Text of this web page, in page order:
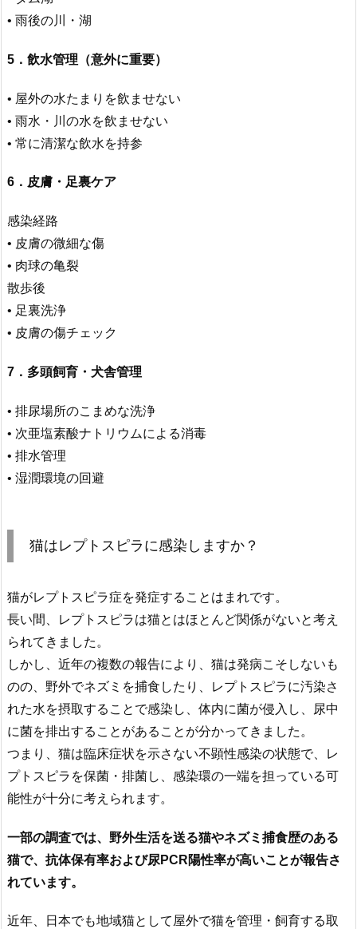
• 雨後の川・湖
5．飲水管理（意外に重要）
• 屋外の水たまりを飲ませない
• 雨水・川の水を飲ませない
• 常に清潔な飲水を持参
6．皮膚・足裏ケア
感染経路
• 皮膚の微細な傷
• 肉球の亀裂
散歩後
• 足裏洗浄
• 皮膚の傷チェック
7．多頭飼育・犬舎管理
• 排尿場所のこまめな洗浄
• 次亜塩素酸ナトリウムによる消毒
• 排水管理
• 湿潤環境の回避
猫はレプトスピラに感染しますか？
猫がレプトスピラ症を発症することはまれです。
長い間、レプトスピラは猫とはほとんど関係がないと考え
られてきました。
しかし、近年の複数の報告により、猫は発病こそしないも
のの、野外でネズミを捕食したり、レプトスピラに汚染さ
れた水を摂取することで感染し、体内に菌が侵入し、尿中
に菌を排出することがあることが分かってきました。
つまり、猫は臨床症状を示さない不顕性感染の状態で、レ
プトスピラを保菌・排菌し、感染環の一端を担っている可
能性が十分に考えられます。
一部の調査では、野外生活を送る猫やネズミ捕食歴のある
猫で、抗体保有率および尿PCR陽性率が高いことが報告さ
れています。
近年、日本でも地域猫として屋外で猫を管理・飼育する取